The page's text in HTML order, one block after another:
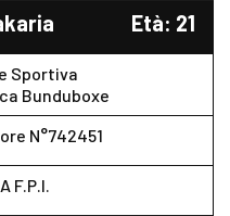
Età: 21
Sportiva
Bunduboxe
N°742451
F.P.I.